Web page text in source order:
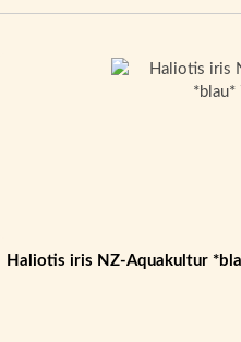
Haliotis iris NZ-Aquakultur